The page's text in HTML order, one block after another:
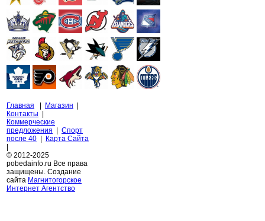
Главная Магазин
Контакты
Коммерческие
предложения
Спорт
после 40
Карта Сайта
© 2012-2025
pobedainfo.ru Все права
защищены. Создание
сайта Магнитогорское
Интернет Агентство